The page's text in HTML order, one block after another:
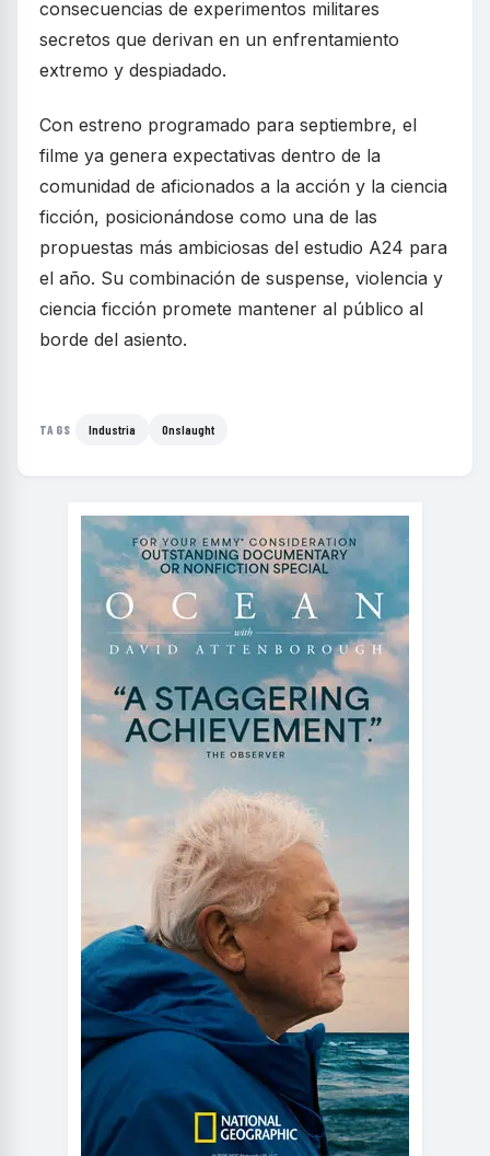
consecuencias de experimentos militares
secretos que derivan en un enfrentamiento
extremo y despiadado.
Con estreno programado para septiembre, el
filme ya genera expectativas dentro de la
comunidad de aficionados a la acción y la ciencia
ficción, posicionándose como una de las
propuestas más ambiciosas del estudio A24 para
el año. Su combinación de suspense, violencia y
ciencia ficción promete mantener al público al
borde del asiento.
TAGS Industria Onslaught